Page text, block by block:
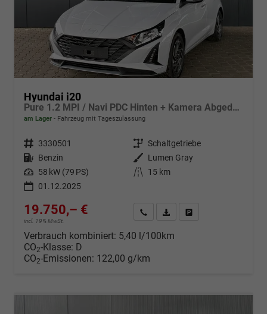
Hyundai i20
Pure 1.2 MPI / Navi PDC Hinten + Kamera Abgedunkelte Scheiben Tempomat Alu 16"
am Lager Fahrzeug mit Tageszulassung
Fahrzeugnr. 3330501 Getriebe Schaltgetriebe
Kraftstoff Benzin Außenfarbe
Lumen Gray
Leistung 58 kW (79 PS) Kilometerstand
15 km
01.12.2025
19.750,– €
incl. 19% MwSt.
Wir rufen Sie anFahrzeugexposé (PDF)
Verbrauch kombiniert: 5,40 l/100km
CO2-Klasse: D
CO2-Emissionen: 122,00 g/km